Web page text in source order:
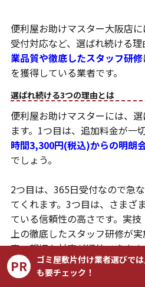
便利屋お助けマスター大阪店
受付対応など、選ばれ続ける理
業品質や徹底したスタッフ研修
を獲得している業者です。
選ばれ続ける3つの理由とは
便利屋お助けマスターには、
ます。1つ目は、追加料金が一
時間3,300円(税込)からの明朗
でしょう。
2つ目は、365日受付なので急
てくれます。3つ目は、さまざ
ている信頼性の高さです。実
上の徹底したスタッフ研修が
寧・親切な対応が期待できます
顧客満足度96%以上を達成
PR
ゴミ屋敷片付け業者選びで
も要チェック！